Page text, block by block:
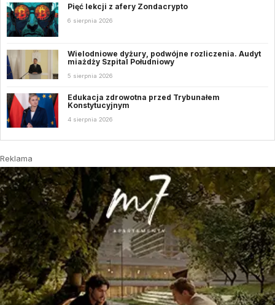
Pięć lekcji z afery Zondacrypto
6 sierpnia 2026
Wielodniowe dyżury, podwójne rozliczenia. Audyt
miażdży Szpital Południowy
5 sierpnia 2026
Edukacja zdrowotna przed Trybunałem
Konstytucyjnym
4 sierpnia 2026
Reklama